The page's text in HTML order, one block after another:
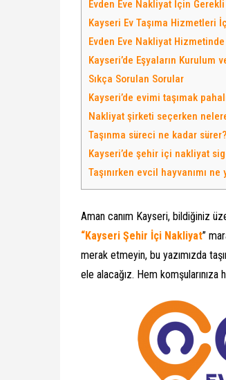
Evden Eve Nakliyat İçin
Kayseri Ev Taşıma Hizmetleri
Evden Eve Nakliyat
Kayseri’de Eşyaların Kurulum
Sıkça Sorulan Sorular
Kayseri’de evimi taşımak
Nakliyat şirketi seçerken
Taşınma süreci ne kadar sürer?
Kayseri’de şehir içi nakliyat
Taşınırken evcil hayvanımı ne
Aman canım Kayseri, bildiğiniz
“Kayseri Şehir İçi Nakliyat”
merak etmeyin, bu yazımızda
ele alacağız. Hem komşularınıza